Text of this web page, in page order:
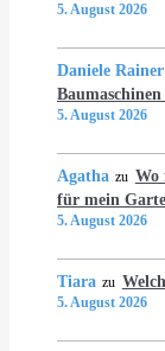
5. August 2026
Daniele
5. August 2026
Agatha zu Wo
für mein
5. August 2026
Tiara zu
5. August 2026